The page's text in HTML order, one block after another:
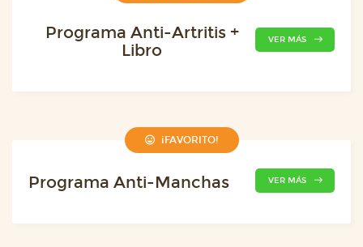
Programa Anti-Artritis +
Libro
VER MÁS
¡FAVORITO!
Programa Anti-Manchas VER MÁS